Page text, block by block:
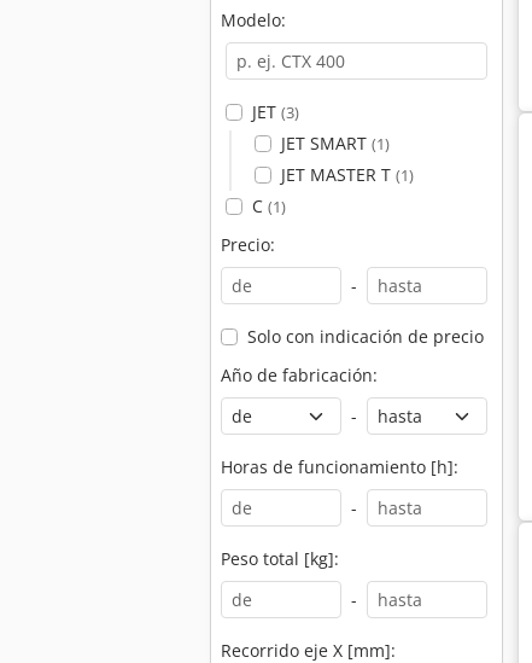
Modelo:
JET (3)
JET SMART (1)
JET MASTER T (1)
C (1)
Precio:
-
Solo con indicación de precio
Año de fabricación:
-
Horas de funcionamiento [h]:
-
Peso total [kg]:
-
Recorrido eje X [mm]: